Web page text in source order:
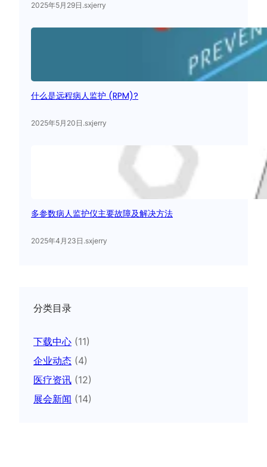
2025年5月29日 .sxjerry
什么是远程病人监护 (RPM)?
2025年5月20日 .sxjerry
多参数病人监护仪主要故障及解决方法
2025年4月23日 .sxjerry
分类目录
下载中心 (11)
企业动态 (4)
医疗资讯 (12)
展会新闻 (14)